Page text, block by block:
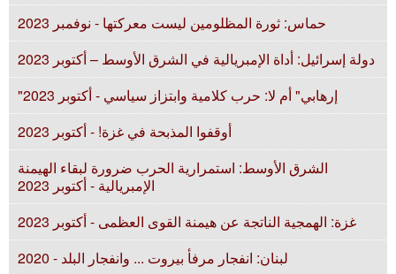
حماس: ثورة المظلومين ليست معركتها - نوفمبر 2023
دولة إسرائيل: أداة الإمبريالية في الشرق الأوسط – أكتوبر 2023
"إرهابي" أم لا: حرب كلامية وابتزاز سياسي - أكتوبر 2023
أوقفوا المذبحة في غزة! - أكتوبر 2023
الشرق الأوسط: استمرارية الحرب ضرورة لبقاء الهيمنة
الإمبريالية - أكتوبر 2023
غزة: الهمجية الناتجة عن هيمنة القوى العظمى - أكتوبر 2023
لبنان: انفجار مرفأ بيروت ... وانفجار البلد - 2020